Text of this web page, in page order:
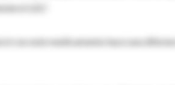
LDL".
con este medicamento hace una